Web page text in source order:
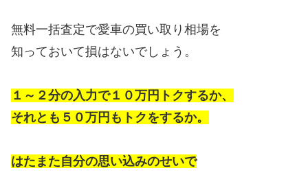
無料一括査定で愛車の買い取り相場を
知っておいて損はないでしょう。
１～２分の入力で１０万円トクするか、
それとも５０万円もトクをするか。
はたまた自分の思い込みのせいで